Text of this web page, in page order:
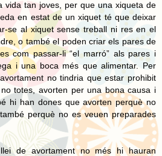
vida tan joves, per que una xiqueta de
en estat de un xiquet té que deixar
se al xiquet sense treball ni res en el
o també el poden criar els pares de
com passar-li “el marró” als pares i
i una boca més que alimentar. Per
no tindria que estar prohibit
totes, avorten per una bona causa i
hi han dones que avorten perquè no
perquè no es veuen preparades
de avortament no més hi hauran